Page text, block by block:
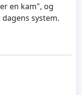
en kam", og
system.